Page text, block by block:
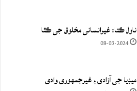
ناول ڪتا: غيرانساني مخلوق جي ڪٿا
08-03-2024
ميڊيا جي آزادي ۽ غيرجمھوري وادي